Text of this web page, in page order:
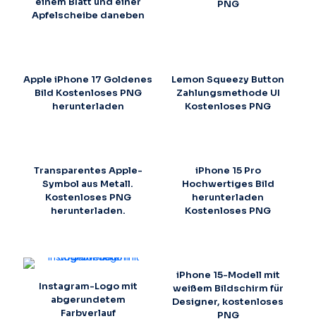
Apfelscheibe daneben
PNG
Apple iPhone 17 Goldenes
Bild Kostenloses PNG
herunterladen
Lemon Squeezy Button
Zahlungsmethode UI
Kostenloses PNG
Transparentes Apple-
Symbol aus Metall.
Kostenloses PNG
herunterladen.
iPhone 15 Pro
Hochwertiges Bild
herunterladen
Kostenloses PNG
Instagram-Logo mit
abgerundetem
Farbverlauf
iPhone 15-Modell mit
weißem Bildschirm für
Designer, kostenloses
PNG